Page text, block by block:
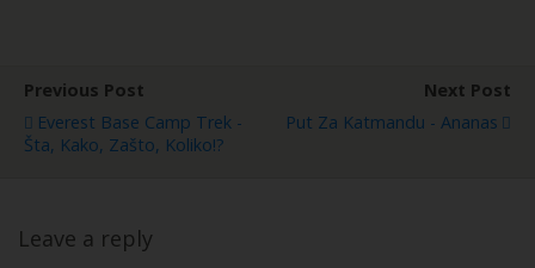
Previous Post
Everest Base Camp Trek -
Šta, Kako, Zašto, Koliko!?
Next Post
Put Za Katmandu - Ananas
Leave a reply